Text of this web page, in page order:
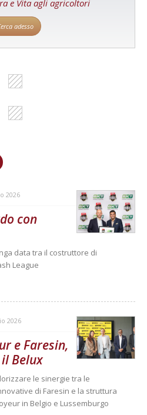
e Vita agli agricoltori
adesso
2026
con
data tra il costruttore di
League
2026
e Faresin,
Belux
le sinergie tra le
di Faresin e la struttura
in Belgio e Lussemburgo